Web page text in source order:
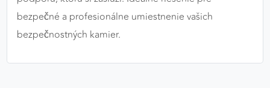
bezpečné a profesionálne umiestnenie vašich
bezpečnostných kamier.